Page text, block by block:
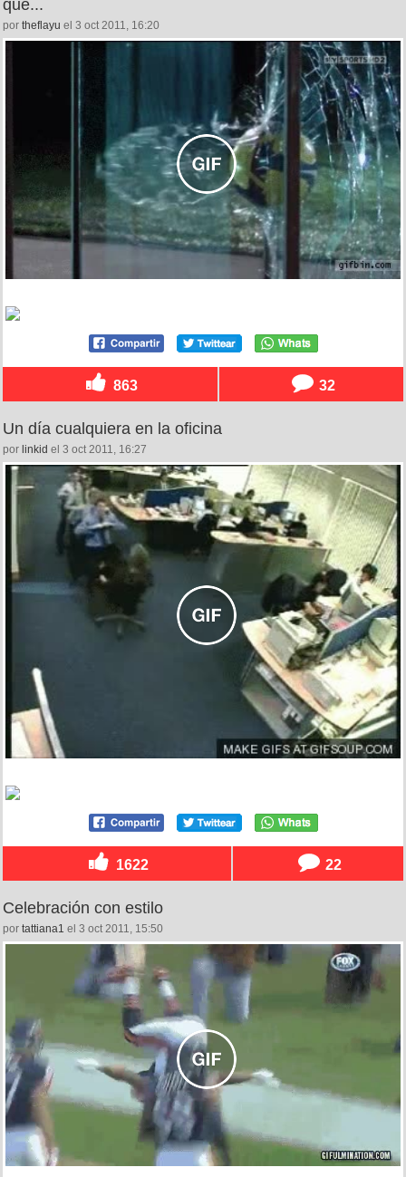
que...
por theflayu el 3 oct 2011, 16:20
863 32
Un día cualquiera en la oficina
por linkid el 3 oct 2011, 16:27
1622 22
Celebración con estilo
por tattiana1 el 3 oct 2011, 15:50